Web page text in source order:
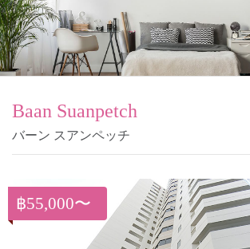
Baan Suanpetch
バーン スアンペッチ
฿55,000〜